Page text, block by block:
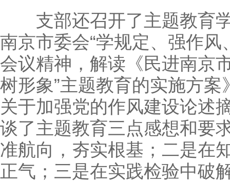
支部还召开了主题教育学
南京市委会“学规定、强作
会议精神，解读《民进南京
树形象”主题教育的实施方
关于加强党的作风建设论述
谈了主题教育三点感想和要
准航向，夯实根基；二是在
正气；三是在实践检验中破